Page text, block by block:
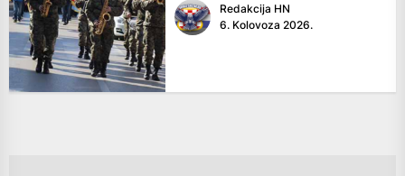
Redakcija HN
6. Kolovoza 2026.